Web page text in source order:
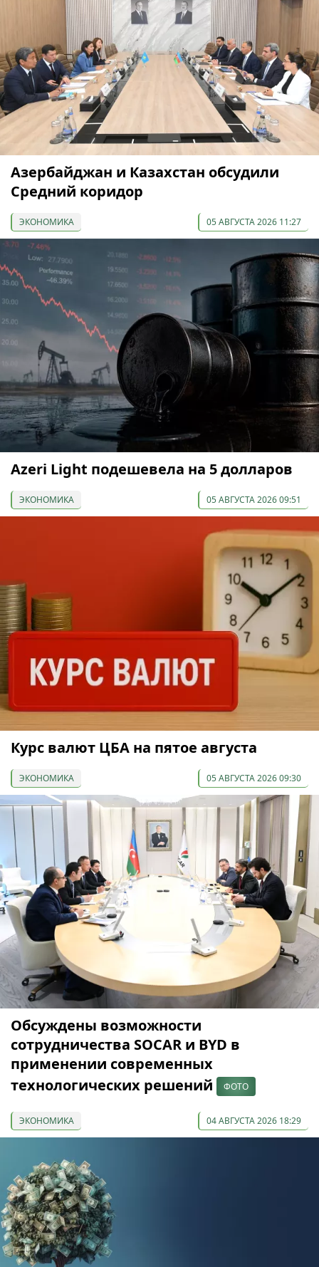
Азербайджан и Казахстан обсудили
Средний коридор
ЭКОНОМИКА 05 АВГУСТА 2026 11:27
Azeri Light подешевела на 5 долларов
ЭКОНОМИКА 05 АВГУСТА 2026 09:51
Курс валют ЦБА на пятое августа
ЭКОНОМИКА 05 АВГУСТА 2026 09:30
Обсуждены возможности
сотрудничества SOCAR и BYD в
применении современных
технологических решений
ФОТО
ЭКОНОМИКА 04 АВГУСТА 2026 18:29